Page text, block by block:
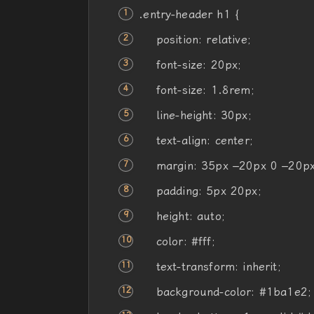
.entry-header h1 {
position: relative;
font-size: 20px;
font-size: 1.8rem;
line-height: 30px;
text-align: center;
margin: 35px–20px0 –
padding: 5px 20px;
height:auto;
color: #fff;
text-transform: inherit;
background-color: #1ba1e2 ;